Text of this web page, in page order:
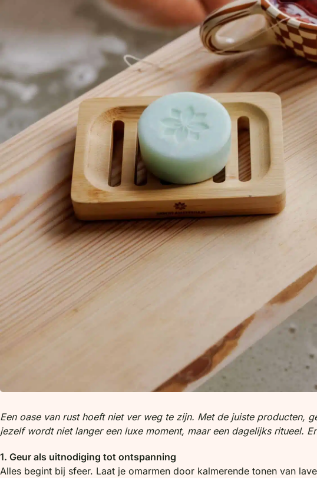
Een oase van rust hoeft niet ver weg te zijn. Met de juiste producten,
jezelf wordt niet langer een luxe moment, maar een dagelijks ritueel.
1. Geur als uitnodiging tot ontspanning
Alles begint bij sfeer. Laat je omarmen door kalmerende tonen van